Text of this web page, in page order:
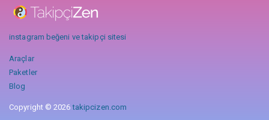
instagram beğeni ve takipçi sitesi
Araçlar
Paketler
Blog
Copyright © 2026takipcizen.com